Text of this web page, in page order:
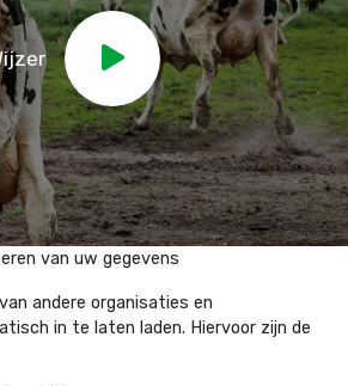
van uw gegevens
andere organisaties en
in te laten laden. Hiervoor zijn de